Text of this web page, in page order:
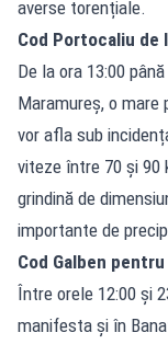
averse torențiale.
Cod Portocaliu
De la ora 13:00
Maramureș, o mare
vor afla sub
viteze între 70 și 90
grindină de
importante de
Cod Galben
Între orele 12:00 și
manifesta și în